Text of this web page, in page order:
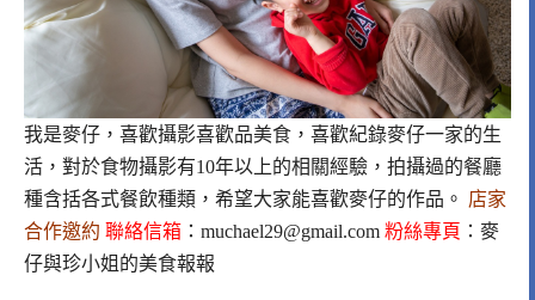
我是麥仔，喜歡攝影喜歡品美食，喜歡紀錄麥仔一家的生
活，對於食物攝影有10年以上的相關經驗，拍攝過的餐廳
種含括各式餐飲種類，希望大家能喜歡麥仔的作品。 店家
合作邀約 聯絡信箱 ： muchael29@gmail.com 粉絲專頁 ： 麥
仔與珍小姐的美食報報